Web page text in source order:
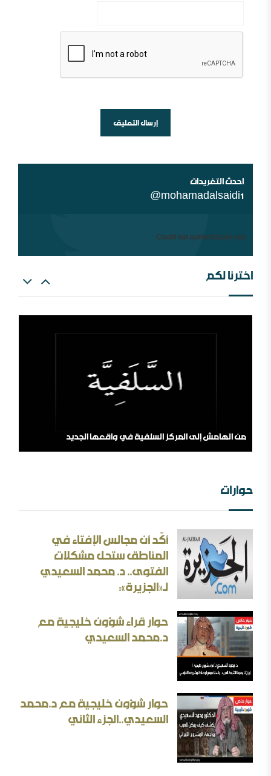
احدث التغريدات
@mohamadalsaidi1
Could not authenticate you.
اخترنا لكم
سابقة
العالم الإسلامي والمؤامرة القادمة
من الهامش إلى المركز السلفية في واقعها الجديد
الأسئلة المنطقية والأجوبة غير المنطقية في الحرب الإيرانية
إيران المسكينة ورد على الأستاذ إلهامي وأحمد الريسوني
حوارات
أكّد أن مجالس الإفتاء في
المناطق ستحل مشكلات
الفتوى.. د. محمد السعيدي
لـ«الجزيرة»:
حوار قراء شؤون خليجية مع
د.محمد السعيدي
حوار شؤون خليجية مع د.محمد
السعيدي..الجزء الثاني
الثقافة بين الثوابت والمتغيرات [ورقة عمل]